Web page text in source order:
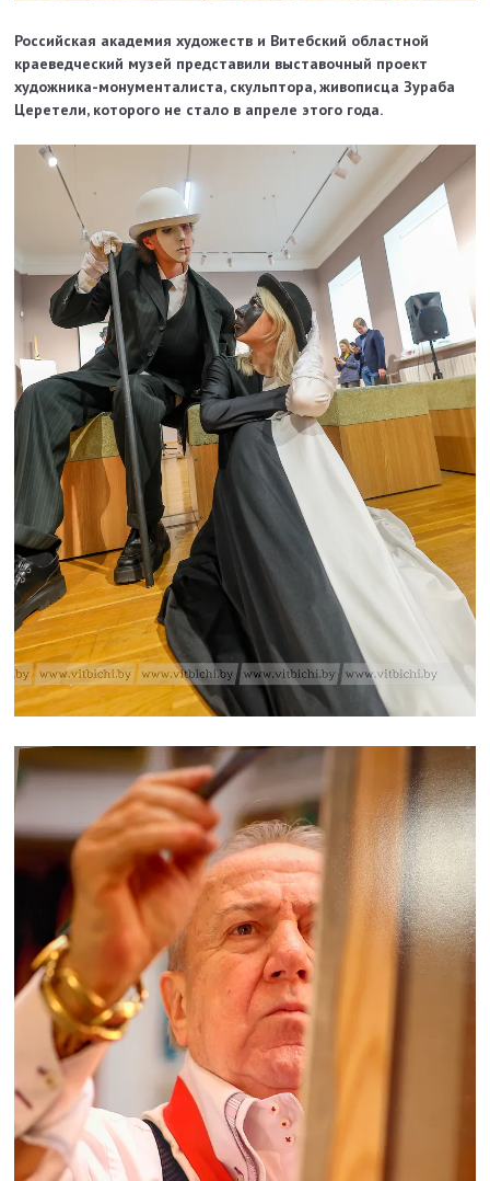
Российская академия художеств и Витебский областной
краеведческий музей представили выставочный проект
художника-монументалиста, скульптора, живописца Зураба
Церетели, которого не стало в апреле этого года.